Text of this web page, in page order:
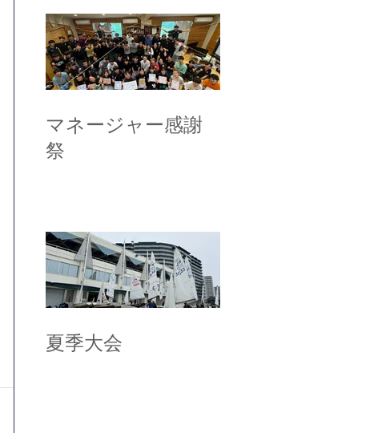
マネージャー感謝
祭
夏季大会